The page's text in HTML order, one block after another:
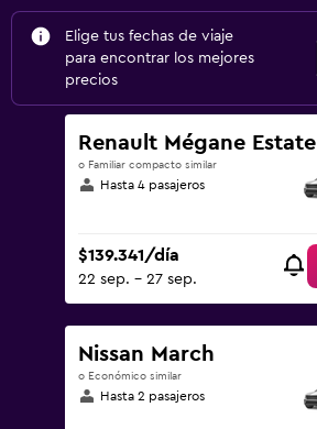
Elige tus fechas de viaje
para encontrar los mejores
precios
Renault Mégane Estate
o Familiar compacto similar
Hasta 4 pasajeros
$139.341/día
22 sep. - 27 sep.
Nissan March
o Económico similar
Hasta 2 pasajeros